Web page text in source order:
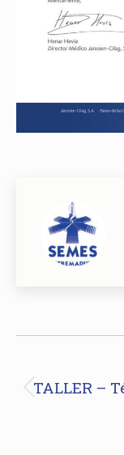
entre
TALLER –